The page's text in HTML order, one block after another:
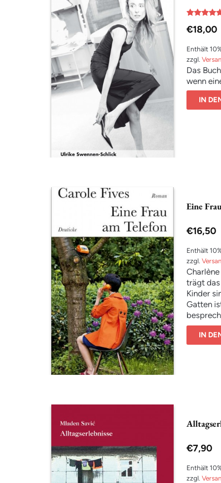
mit
€18,00
Enthält
zzgl.
Das
wenn
IN
Eine
€16,50
Enthält
zzgl.
trägt
Kinder
Gatten
dabei
um
oder ihre
IN
€7,90
Enthält
zzgl.